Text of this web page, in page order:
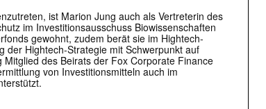
ist Marion Jung auch als Vertreterin des
im Investitionsausschuss Biowissenschaften
gewohnt, zudem berät sie im Hightech-
der Hightech-Strategie mit Schwerpunkt auf
des Beirats der Fox Corporate Finance
von Investitionsmitteln auch im